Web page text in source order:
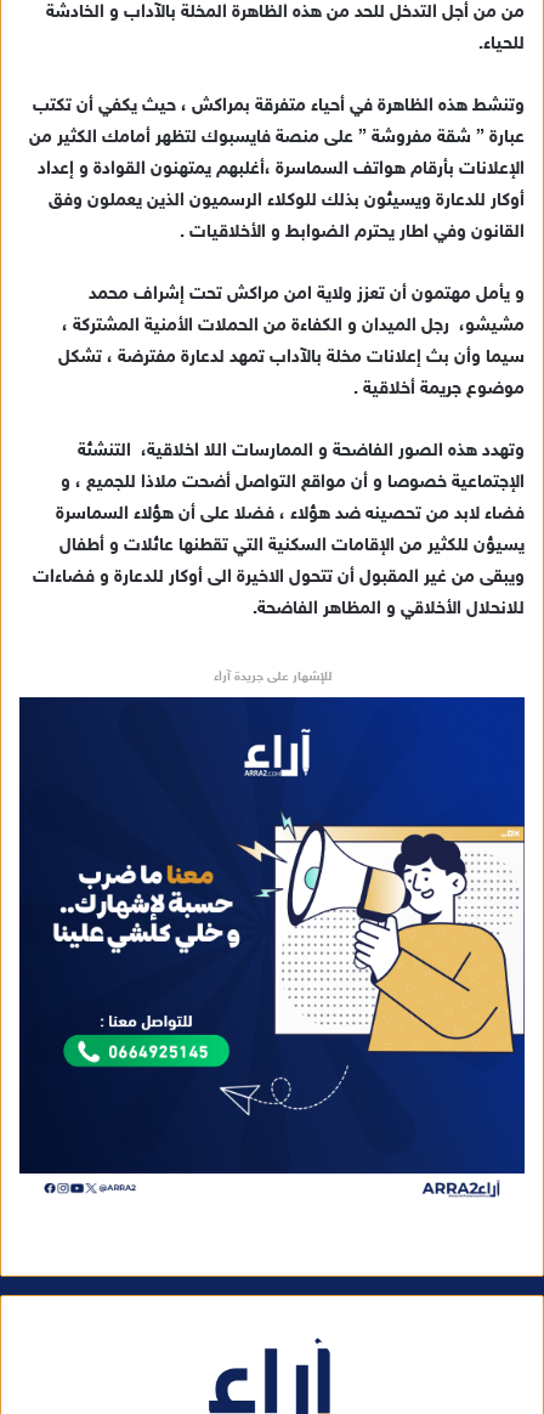
من من أجل التدخل للحد من هذه الظاهرة المخلة بالآداب و الخادشة
للحياء.
وتنشط هذه الظاهرة في أحياء متفرقة بمراكش ، حيث يكفي أن تكتب
عبارة ” شقة مفروشة ” على منصة فايسبوك لتظهر أمامك الكثير من
الإعلانات بأرقام هواتف السماسرة ،أغلبهم يمتهنون القوادة و إعداد
أوكار للدعارة ويسيئون بذلك للوكلاء الرسميون الذين يعملون وفق
القانون وفي اطار يحترم الضوابط و الأخلاقيات .
و يأمل مهتمون أن تعزز ولاية امن مراكش تحت إشراف محمد
مشيشو، رجل الميدان و الكفاءة من الحملات الأمنية المشتركة ،
سيما وأن بث إعلانات مخلة بالآداب تمهد لدعارة مفترضة ، تشكل
موضوع جريمة أخلاقية .
وتهدد هذه الصور الفاضحة و الممارسات اللا اخلاقية، التنشئة
الإجتماعية خصوصا و أن مواقع التواصل أضحت ملاذا للجميع ، و
فضاء لابد من تحصينه ضد هؤلاء ، فضلا على أن هؤلاء السماسرة
يسيؤن للكثير من الإقامات السكنية التي تقطنها عائلات و أطفال
ويبقى من غير المقبول أن تتحول الاخيرة الى أوكار للدعارة و فضاءات
للانحلال الأخلاقي و المظاهر الفاضحة.
للإشهار على جريدة آراء